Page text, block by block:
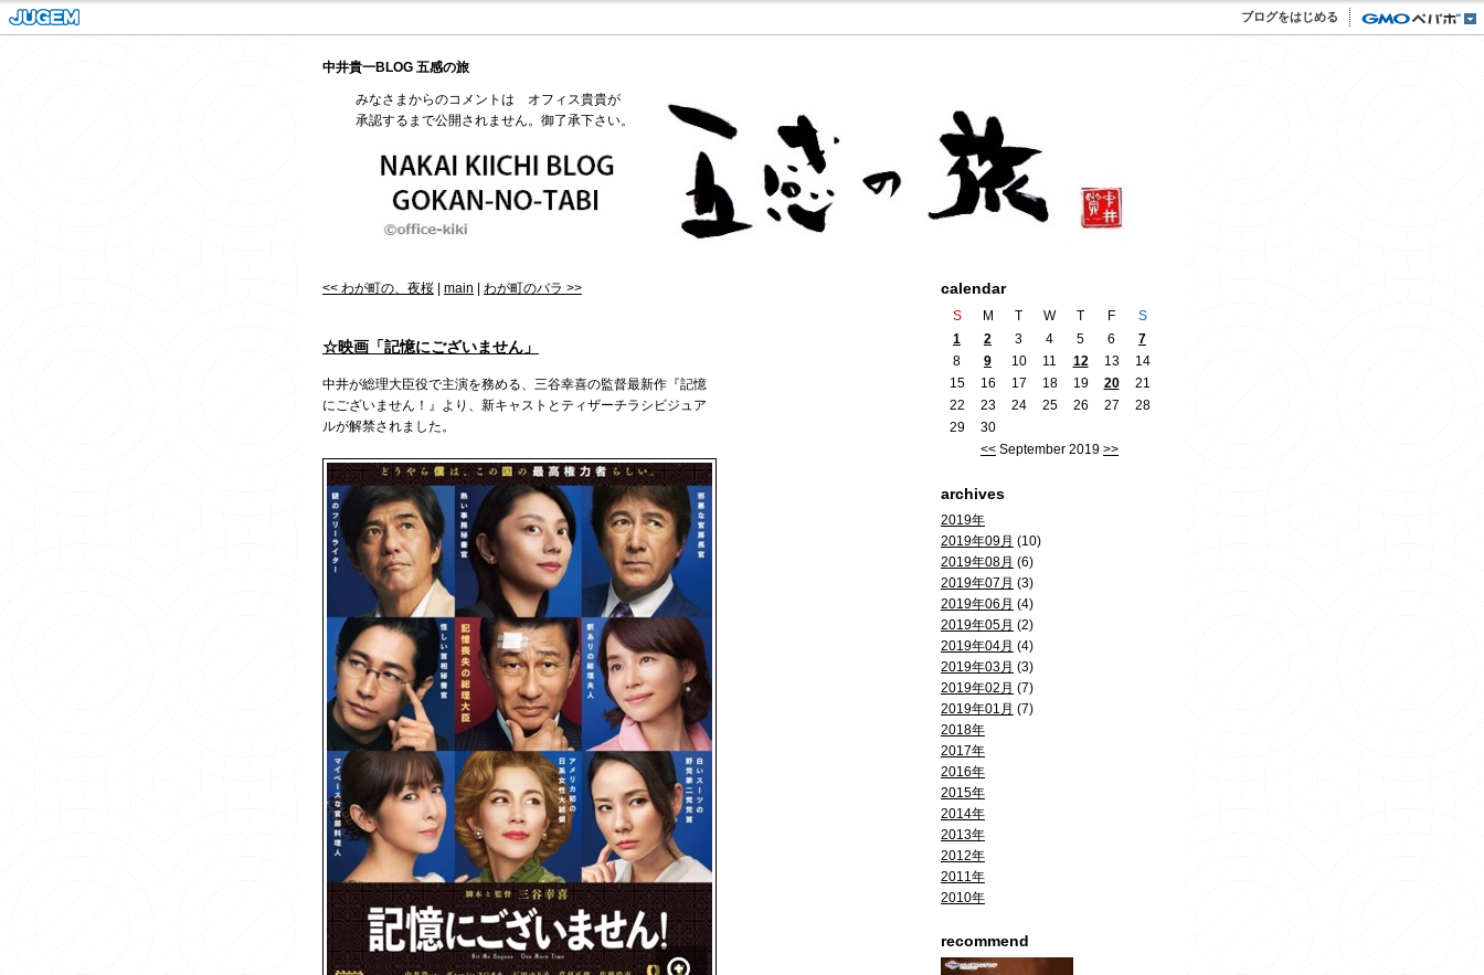
ブログをはじめる
中井貴一BLOG 五感の旅
みなさまからのコメントは オフィス貴貴が
承認するまで公開されません。御了承下さい。
<< わが町の、夜桜 main わが町のバラ >>
☆映画「記憶にございません」
中井が総理大臣役で主演を務める、三谷幸喜の監督最新作『記憶
にございません！』より、新キャストとティザーチラシビジュア
ルが解禁されました。
calendar
S M T W T F
S
1
2 3 4 5 6
7
8
9 10 11 12 13
14
15
16 17 18 19 20
21
22
23 24 25 26 27
28
29
30
<< September 2019 >>
archives
2019年
2019年09月 (10)
2019年08月 (6)
2019年07月 (3)
2019年06月 (4)
2019年05月 (2)
2019年04月 (4)
2019年03月 (3)
2019年02月 (7)
2019年01月 (7)
2018年
2017年
2016年
2015年
2014年
2013年
2012年
2011年
2010年
recommend